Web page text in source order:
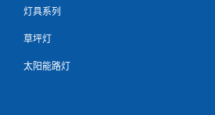
灯具系列
草坪灯
太阳能路灯